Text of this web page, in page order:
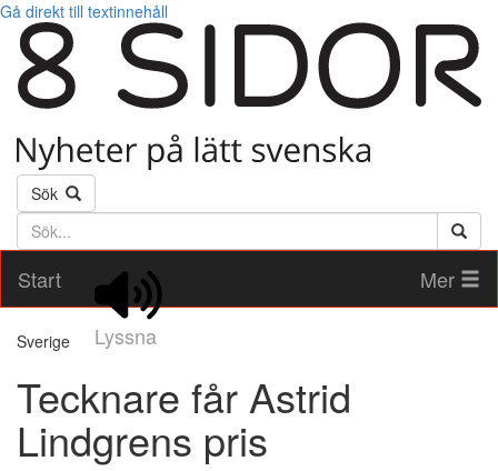
Gå direkt till textinnehåll
Sök
Söktext
Start
Lyssna
Mer
Sverige
Tecknare får Astrid
Lindgrens pris